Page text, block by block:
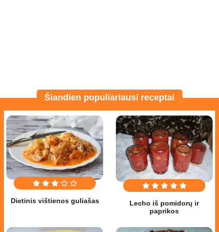
Šiandien populiariausi receptai
Dietinis vištienos guliašas
Lecho iš pomidorų ir
paprikos